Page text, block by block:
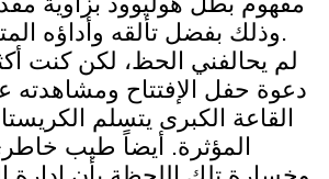
وذلك بفضل تألقه وأداؤه المتقن شديد التميز.
لم يحالفني الحظ، لكن كنت
دعوة حفل الإفتتاح
القاعة الكبرى يتسلم
المؤثرة. أيضاً طيب